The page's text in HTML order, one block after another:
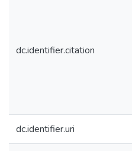
dc.identifier.citation
dc.identifier.uri